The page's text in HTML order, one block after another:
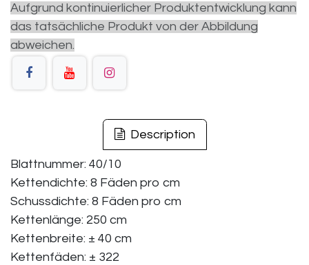
Aufgrund kontinuierlicher Produktentwicklung kann
das tatsächliche Produkt von der Abbildung
abweichen.
Description
Blattnummer: 40/10
Kettendichte: 8 Fäden pro cm
Schussdichte: 8 Fäden pro cm
Kettenlänge: 250 cm
Kettenbreite: ± 40 cm
Kettenfäden: ± 322